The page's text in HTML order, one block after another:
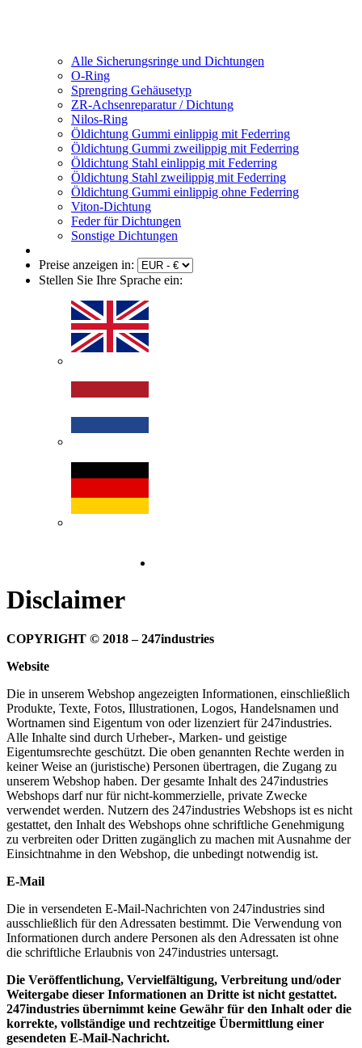
Alle Sicherungsringe und Dichtungen
O-Ring
Sprengring Gehäusetyp
ZR-Achsenreparatur / Dichtung
Nilos-Ring
Öldichtung Gummi einlippig mit Federring
Öldichtung Gummi zweilippig mit Federring
Öldichtung Stahl einlippig mit Federring
Öldichtung Stahl zweilippig mit Federring
Öldichtung Gummi einlippig ohne Federring
Viton-Dichtung
Feder für Dichtungen
Sonstige Dichtungen
Preise anzeigen in:
Stellen Sie Ihre Sprache ein:
Disclaimer
COPYRIGHT © 2018 – 247industries
Website
Die in unserem Webshop angezeigten Informationen, einschließlich
Produkte, Texte, Fotos, Illustrationen, Logos, Handelsnamen und
Wortnamen sind Eigentum von oder lizenziert für 247industries.
Alle Inhalte sind durch Urheber-, Marken- und geistige
Eigentumsrechte geschützt. Die oben genannten Rechte werden in
keiner Weise an (juristische) Personen übertragen, die Zugang zu
unserem Webshop haben. Der gesamte Inhalt des 247industries
Webshops darf nur für nicht-kommerzielle, private Zwecke
verwendet werden. Nutzern des 247industries Webshops ist es nicht
gestattet, den Inhalt des Webshops ohne schriftliche Genehmigung
zu verbreiten oder Dritten zugänglich zu machen mit Ausnahme der
Einsichtnahme in den Webshop, die unbedingt notwendig ist.
E-Mail
Die in versendeten E-Mail-Nachrichten von 247industries sind
ausschließlich für den Adressaten bestimmt. Die Verwendung von
Informationen durch andere Personen als den Adressaten ist ohne
die schriftliche Erlaubnis von 247industries untersagt.
Die Veröffentlichung, Vervielfältigung, Verbreitung und/oder
Weitergabe dieser Informationen an Dritte ist nicht gestattet.
247industries übernimmt keine Gewähr für den Inhalt oder die
korrekte, vollständige und rechtzeitige Übermittlung einer
gesendeten E-Mail-Nachricht.